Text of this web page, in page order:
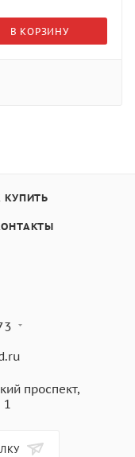
В КОРЗИНУ
КУПИТЬ
проспект,
1